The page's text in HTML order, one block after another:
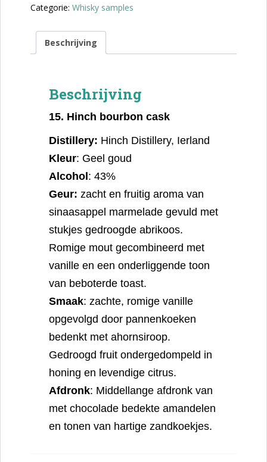
bourbon
aantal
Categorie: Whisky samples
Beschrijving
Beschrijving
15. Hinch bourbon cask
Distillery: Hinch Distillery, Ierland
Kleur: Geel goud
Alcohol: 43%
Geur: zacht en fruitig aroma van
sinaasappel marmelade gevuld met
stukjes gedroogde abrikoos.
Romige mout gecombineerd met
vanille en een onderliggende toon
van beboterde toast.
Smaak: zachte, romige vanille
opgevolgd door pannenkoeken
bedenkt met ahornsiroop.
Gedroogd fruit ondergedompeld in
honing en levendige citrus.
Afdronk: Middellange afdronk van
met chocolade bedekte amandelen
en tonen van hartige zandkoekjes.